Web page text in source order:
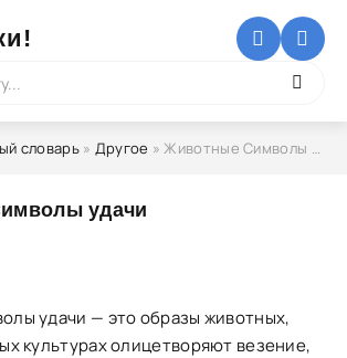
словарь» Другое » Животные Символы удачи
удачи
удачи — это образы животных,
культурах олицетворяют везение,